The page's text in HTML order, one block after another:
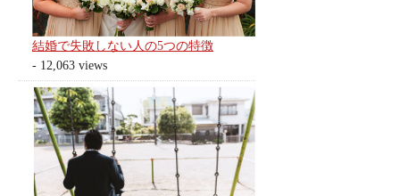
結婚で失敗しない人の5つの特徴
- 12,063 views